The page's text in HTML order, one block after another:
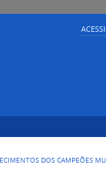
DOS CAMPEÕES